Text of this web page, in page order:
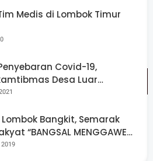
bakal calon wakilnya, Hj.
dari keluarga besar Pondok
Medis di Lombok Timur
Covid-19,
Desa Luar
Posyandu
Bangkit, Semarak
“BANGSAL MENGGAWE”
Para Seniman Di
2019